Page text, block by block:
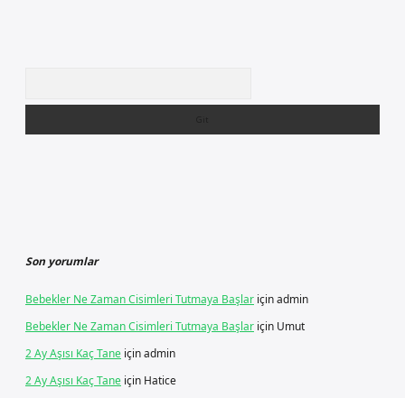
Son yorumlar
Bebekler Ne Zaman Cisimleri Tutmaya Başlar içinadmin
Bebekler Ne Zaman Cisimleri Tutmaya Başlar için Umut
2 Ay Aşısı Kaç Tane içinadmin
2 Ay Aşısı Kaç Tane için Hatice